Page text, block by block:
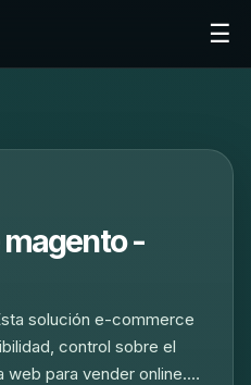
☰
-
solución e-commerce
control sobre el
web para vender online.…